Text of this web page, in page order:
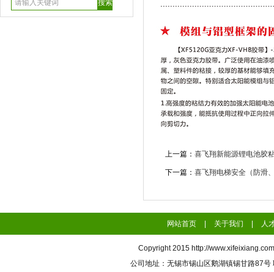
上一篇： 喜飞翔新能源锂电池胶
下一篇： 喜飞翔电梯安全（防滑
网站首页 关于我们 人
Copyright 2015 http://www.xifeixiang.com
公司地址：无锡市锡山区鹅湖镇锡甘路87